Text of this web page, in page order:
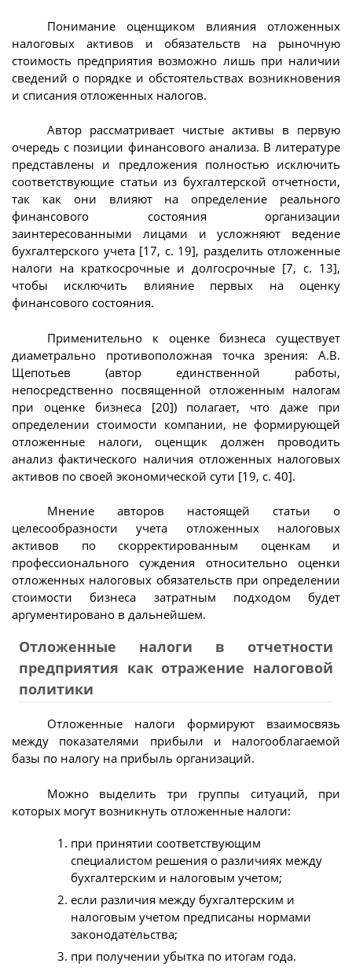
Понимание оценщиком влияния отложенных
налоговых активов и обязательств на рыночную
стоимость предприятия возможно лишь при наличии
сведений о порядке и обстоятельствах возникновения
и списания отложенных налогов.
Автор рассматривает чистые активы в первую
очередь с позиции финансового анализа. В литературе
представлены и предложения полностью исключить
соответствующие статьи из бухгалтерской отчетности,
так как они влияют на определение реального
финансового состояния организации
заинтересованными лицами и усложняют ведение
бухгалтерского учета [17, с. 19], разделить отложенные
налоги на краткосрочные и долгосрочные [7, с. 13],
чтобы исключить влияние первых на оценку
финансового состояния.
Применительно к оценке бизнеса существует
диаметрально противоположная точка зрения: А.В.
Щепотьев (автор единственной работы,
непосредственно посвященной отложенным налогам
при оценке бизнеса [20]) полагает, что даже при
определении стоимости компании, не формирующей
отложенные налоги, оценщик должен проводить
анализ фактического наличия отложенных налоговых
активов по своей экономической сути [19, с. 40].
Мнение авторов настоящей статьи о
целесообразности учета отложенных налоговых
активов по скорректированным оценкам и
профессионального суждения относительно оценки
отложенных налоговых обязательств при определении
стоимости бизнеса затратным подходом будет
аргументировано в дальнейшем.
Отложенные налоги в отчетности
предприятия как отражение налоговой
политики
Отложенные налоги формируют взаимосвязь
между показателями прибыли и налогооблагаемой
базы по налогу на прибыль организаций.
Можно выделить три группы ситуаций, при
которых могут возникнуть отложенные налоги:
при принятии соответствующим
специалистом решения о различиях между
бухгалтерским и налоговым учетом;
если различия между бухгалтерским и
налоговым учетом предписаны нормами
законодательства;
при получении убытка по итогам года.